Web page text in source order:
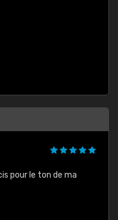
pour le ton de ma